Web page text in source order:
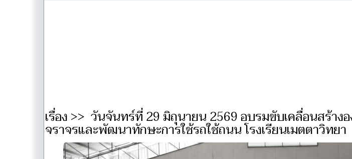
เรื่อง >> วันจันทร์ที่ 29 มิถุนายน 2569 อบรมขับเคลื่อนสร้าง
จราจรและพัฒนาทักษะการใช้รถใช้ถนน โรงเรียนเมตตาวิทยา